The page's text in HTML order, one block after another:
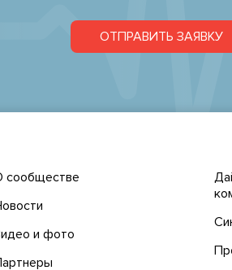
ОТПРАВИТЬ ЗАЯВКУ
сообществе
и фото